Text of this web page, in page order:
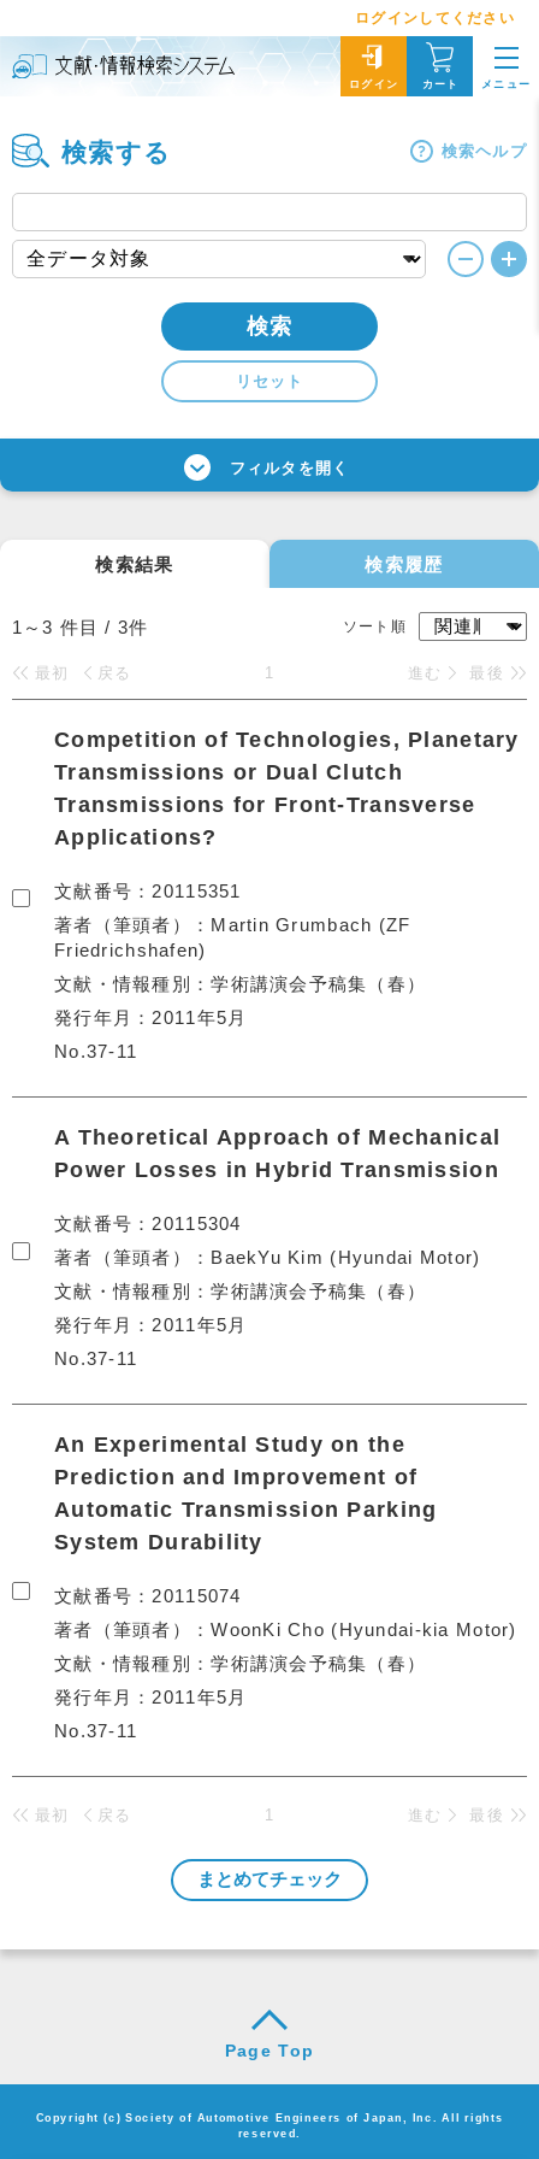
ログインしてください
ログイン カート メニュー
検索する 検索ヘルプ
検索
リセット
フィルタを開く
検索結果 検索履歴
1～3 件目 / 3件 ソート順
最初 戻る 1 進む 最後
Competition of Technologies, Planetary
Transmissions or Dual Clutch
Transmissions for Front-Transverse
Applications?
文献番号
20115351
著者（筆頭者）
Martin Grumbach (ZF
Friedrichshafen)
文献・情報種別
学術講演会予稿集（春）
発行年月
2011年5月
No.37-11
A Theoretical Approach of Mechanical
Power Losses in Hybrid Transmission
文献番号
20115304
著者（筆頭者）
BaekYu Kim (Hyundai Motor)
文献・情報種別
学術講演会予稿集（春）
発行年月
2011年5月
No.37-11
An Experimental Study on the
Prediction and Improvement of
Automatic Transmission Parking
System Durability
文献番号
20115074
著者（筆頭者）
WoonKi Cho (Hyundai-kia Motor)
文献・情報種別
学術講演会予稿集（春）
発行年月
2011年5月
No.37-11
最初 戻る 1 進む 最後
Page Top
Copyright (c) Society of Automotive Engineers of Japan, Inc. All rights
reserved.